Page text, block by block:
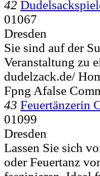
42
01067
Dresden
Sie sind auf der
Veranstaltung zu
dudelzack.de/
Fpng Afalse
43 Feuertänzerin
01099
Dresden
Lassen Sie sich
oder Feuertanz